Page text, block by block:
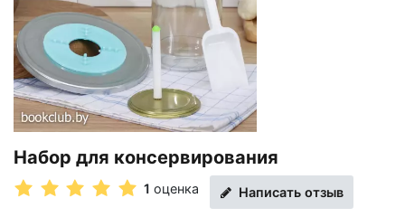
Набор для консервирования
1оценка Написать отзыв